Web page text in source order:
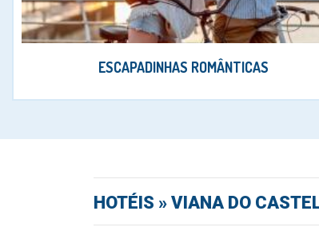
ESCAPADINHAS ROMÂNTICAS
HOTÉIS » VIANA DO